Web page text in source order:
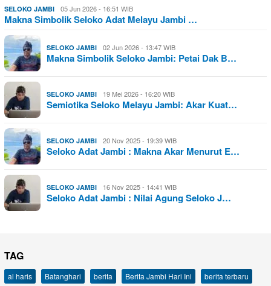
SELOKO JAMBI 05 Jun 2026 - 16:51 WIB
Makna Simbolik Seloko Adat Melayu Jambi …
SELOKO JAMBI 02 Jun 2026 - 13:47 WIB
Makna Simbolik Seloko Jambi: Petai Dak B…
SELOKO JAMBI 19 Mei 2026 - 16:20 WIB
Semiotika Seloko Melayu Jambi: Akar Kuat…
SELOKO JAMBI 20 Nov 2025 - 19:39 WIB
Seloko Adat Jambi : Makna Akar Menurut E…
SELOKO JAMBI 16 Nov 2025 - 14:41 WIB
Seloko Adat Jambi : Nilai Agung Seloko J…
TAG
al haris Batanghari berita Berita Jambi Hari Ini
berita terbaru